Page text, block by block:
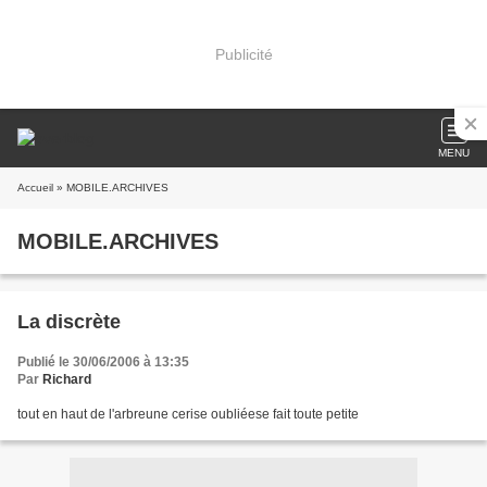
Publicité
MENU
Accueil » MOBILE.ARCHIVES
MOBILE.ARCHIVES
La discrète
Publié le 30/06/2006 à 13:35
Par Richard
tout en haut de l'arbreune cerise oubliéese fait toute petite